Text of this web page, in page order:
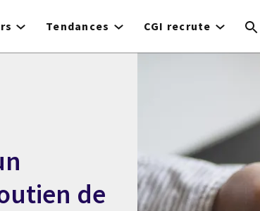
Tendances CGI recrute
de